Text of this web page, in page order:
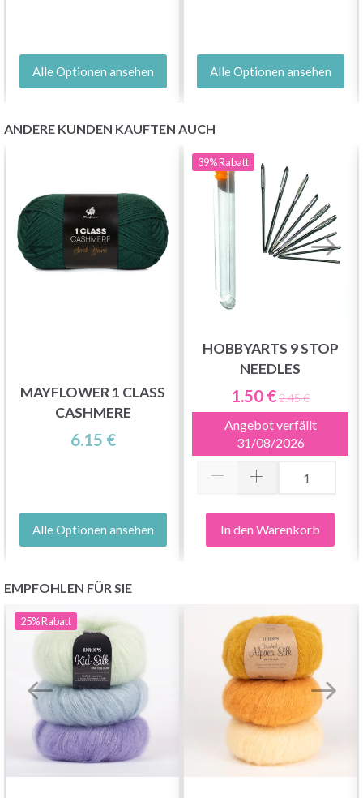
Alle Optionen ansehen Alle Optionen ansehen
ANDERE KUNDEN KAUFTEN AUCH
MAYFLOWER 1 CLASS
CASHMERE
6.15 €
Alle Optionen ansehen
39%Rabatt
HOBBYARTS 9 STOP
NEEDLES
1.50 €2.45 €
Angebot verfällt
31/08/2026
In den Warenkorb
EMPFOHLEN FÜR SIE
25%Rabatt